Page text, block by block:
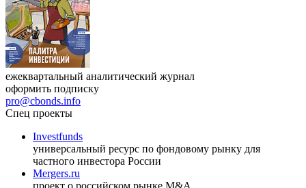
ежеквартальный аналитический журнал
оформить подписку
pro@cbonds.info
Спец проекты
Investfunds